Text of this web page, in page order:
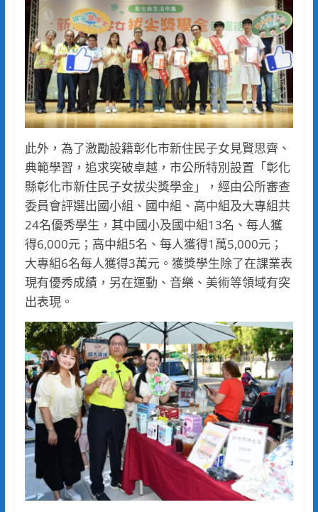
此外，為了激勵設籍彰化市新住民子女見賢思齊、
典範學習，追求突破卓越，市公所特別設置「彰化
縣彰化市新住民子女拔尖獎學金」，經由公所審查
委員會評選出國小組、國中組、高中組及大專組共
24名優秀學生，其中國小及國中組13名、每人獲
得6,000元；高中組5名、每人獲得1萬5,000元；
大專組6名每人獲得3萬元。獲獎學生除了在課業表
現有優秀成績，另在運動、音樂、美術等領域有突
出表現。